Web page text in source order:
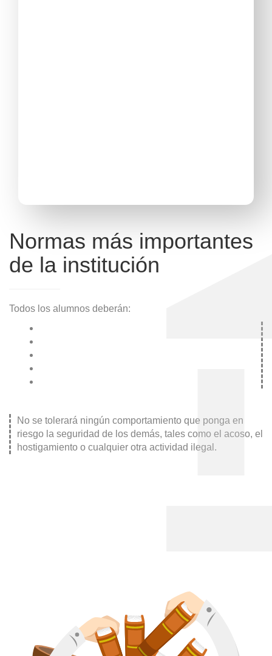
Normas más importantes
de la institución
Todos los alumnos deberán:
No se tolerará ningún comportamiento que ponga en
riesgo la seguridad de los demás, tales como el acoso, el
hostigamiento o cualquier otra actividad ilegal.